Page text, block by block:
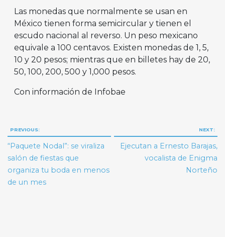
Las monedas que normalmente se usan en
México tienen forma semicircular y tienen el
escudo nacional al reverso. Un peso mexicano
equivale a 100 centavos. Existen monedas de 1, 5,
10 y 20 pesos; mientras que en billetes hay de 20,
50, 100, 200, 500 y 1,000 pesos.
Con información de Infobae
Navegación
de
entradas
PREVIOUS:
“Paquete Nodal”: se viraliza
salón de fiestas que
organiza tu boda en menos
de un mes
NEXT:
Ejecutan a Ernesto Barajas,
vocalista de Enigma
Norteño